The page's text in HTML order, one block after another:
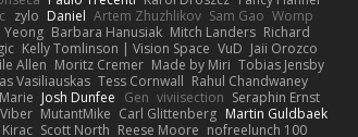
zylo Daniel Artem Zhuzhlikov Sam Gao Womp
Yeong Barbara Hanusiak Mitch Landers Richard
Kelly Tomlinson | Vision Space VuD Jaii Orozco
Allen Moritz Cremer Made by Miri Tobias Jensby
Vasiliauskas Tess Cornwall Rahul Chandwaney
Josh Dunfee Gen viviisection Seraphin Ernst
MutantMike Carl Glittenberg Martin Guldbaek
Scott North Reese Moore nofreelunch 100